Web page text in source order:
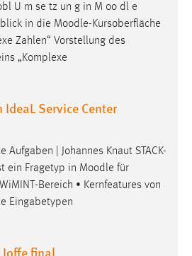
U m se tz un g in M oo dl e
in die Moodle-Kursoberfläche
Zahlen“ Vorstellung des
„Komplexe
Service Center
Aufgaben | Johannes Knaut STACK-
ein Fragetyp in Moodle für
Bereich • Kernfeatures von
Eingabetypen
Ioffe final